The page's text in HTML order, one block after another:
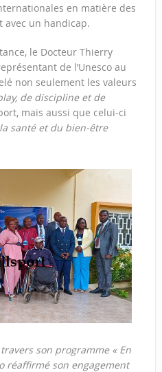
en matière des
avec un handicap.
le Docteur Thierry
de l’Unesco au
non seulement les valeurs
de discipline et de
mais aussi que celui-ci
santé et du bien-être
travers son programme « En
réaffirmé son engagement